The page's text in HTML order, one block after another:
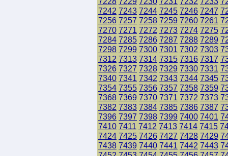
7242 7243 7244 7245 7246 7247
7256 7257 7258 7259 7260 7261
7270 7271 7272 7273 7274 7275
7284 7285 7286 7287 7288 7289
7298 7299 7300 7301 7302 7303
7312 7313 7314 7315 7316 7317
7326 7327 7328 7329 7330 7331
7340 7341 7342 7343 7344 7345
7354 7355 7356 7357 7358 7359
7368 7369 7370 7371 7372 7373
7382 7383 7384 7385 7386 7387
7396 7397 7398 7399 7400 7401
7410 7411 7412 7413 7414 7415
7424 7425 7426 7427 7428 7429
7438 7439 7440 7441 7442 7443